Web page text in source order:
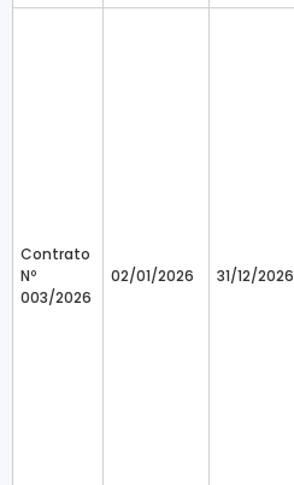
Contrato
Nº
003/2026
02/01/2026 31/12/2026